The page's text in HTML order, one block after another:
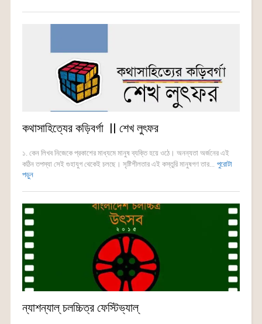
কথাসাহিত্যের কড়িবর্গা || শেখ লুৎফর
১. কেন লিখব নিজেকে প্রকাশের মাধ্যমে মানুষ ব্যক্তি হয়ে ওঠে। অনন্যতা অর্জনের এই
কঠিন তপস্যা সেই গুহাযুগ থেকেই চলছে। সৃষ্টিশীলতার এই কস্তুরি মানুষগণ তার... পুরোটা
পড়ুন
ন্যাশন্যাল্ চলচ্চিত্র ফেস্টিভ্যাল্